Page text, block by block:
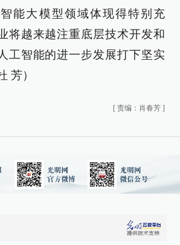
能大模型领域体现得特别充
将越来越注重底层技术开发和
工智能的进一步发展打下坚实
芳）
[ 责编：肖春芳 ]